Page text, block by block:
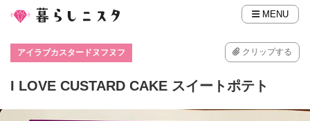
MENU
アイラブカスタードヌフヌフ クリップする
I LOVE CUSTARD CAKE スイートポテト